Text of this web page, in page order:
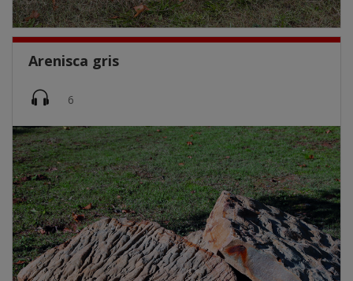
Arenisca gris
Imatge 6